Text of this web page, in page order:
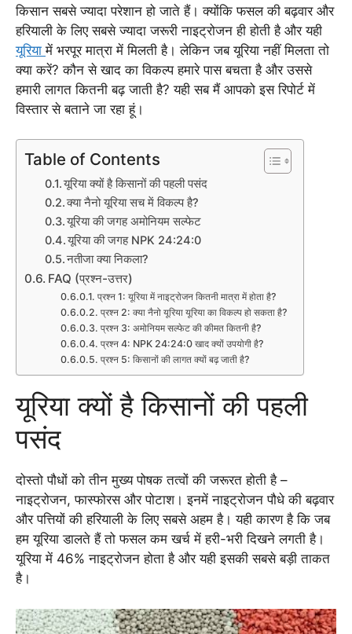
किसान सबसे ज्यादा परेशान हो जाते हैं। क्योंकि फसल की बढ़वार और
हरियाली के लिए सबसे ज्यादा जरूरी नाइट्रोजन ही होती है और यही
यूरियामें भरपूर मात्रा में मिलती है। लेकिन जब यूरिया नहीं मिलता तो
क्या करें? कौन से खाद का विकल्प हमारे पास बचता है और उससे
हमारी लागत कितनी बढ़ जाती है? यही सब मैं आपको इस रिपोर्ट में
विस्तार से बताने जा रहा हूं।
Table of Contents
यूरिया क्यों है किसानों की पहली पसंद
क्या नैनो यूरिया सच में विकल्प है?
यूरिया की जगह अमोनियम सल्फेट
यूरिया की जगह NPK 24:24:0
नतीजा क्या निकला?
FAQ (प्रश्न-उत्तर)
प्रश्न 1: यूरिया में नाइट्रोजन कितनी मात्रा में होता है?
प्रश्न 2: क्या नैनो यूरिया यूरिया का विकल्प हो सकता है?
प्रश्न 3: अमोनियम सल्फेट की कीमत कितनी है?
प्रश्न 4: NPK 24:24:0 खाद क्यों उपयोगी है?
प्रश्न 5: किसानों की लागत क्यों बढ़ जाती है?
यूरिया क्यों है किसानों की पहली
पसंद
दोस्तो पौधों को तीन मुख्य पोषक तत्वों की जरूरत होती है –
नाइट्रोजन, फास्फोरस और पोटाश। इनमें नाइट्रोजन पौधे की बढ़वार
और पत्तियों की हरियाली के लिए सबसे अहम है। यही कारण है कि जब
हम यूरिया डालते हैं तो फसल कम खर्च में हरी-भरी दिखने लगती है।
यूरिया में 46% नाइट्रोजन होता है और यही इसकी सबसे बड़ी ताकत
है।